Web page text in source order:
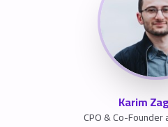
Karim
CPO & Co-